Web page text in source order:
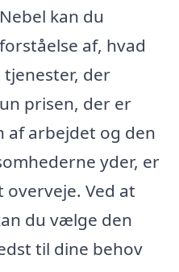
kan du
af, hvad
der
prisen, der er
af arbejdet og den
yder, er
Ved at
du vælge den
til dine behov